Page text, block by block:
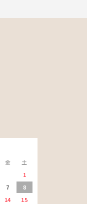
金
土
1
7
8
14 15